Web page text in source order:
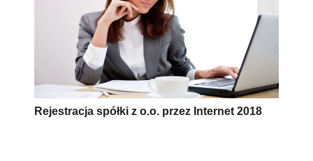
Rejestracja spółki z o.o. przez Internet 2018